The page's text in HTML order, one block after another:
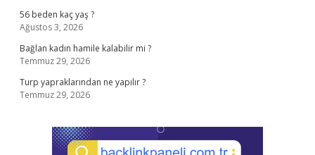
56 beden kaç yaş ?
Ağustos 3, 2026
Bağlan kadın hamile kalabilir mi ?
Temmuz 29, 2026
Turp yapraklarından ne yapılır ?
Temmuz 29, 2026